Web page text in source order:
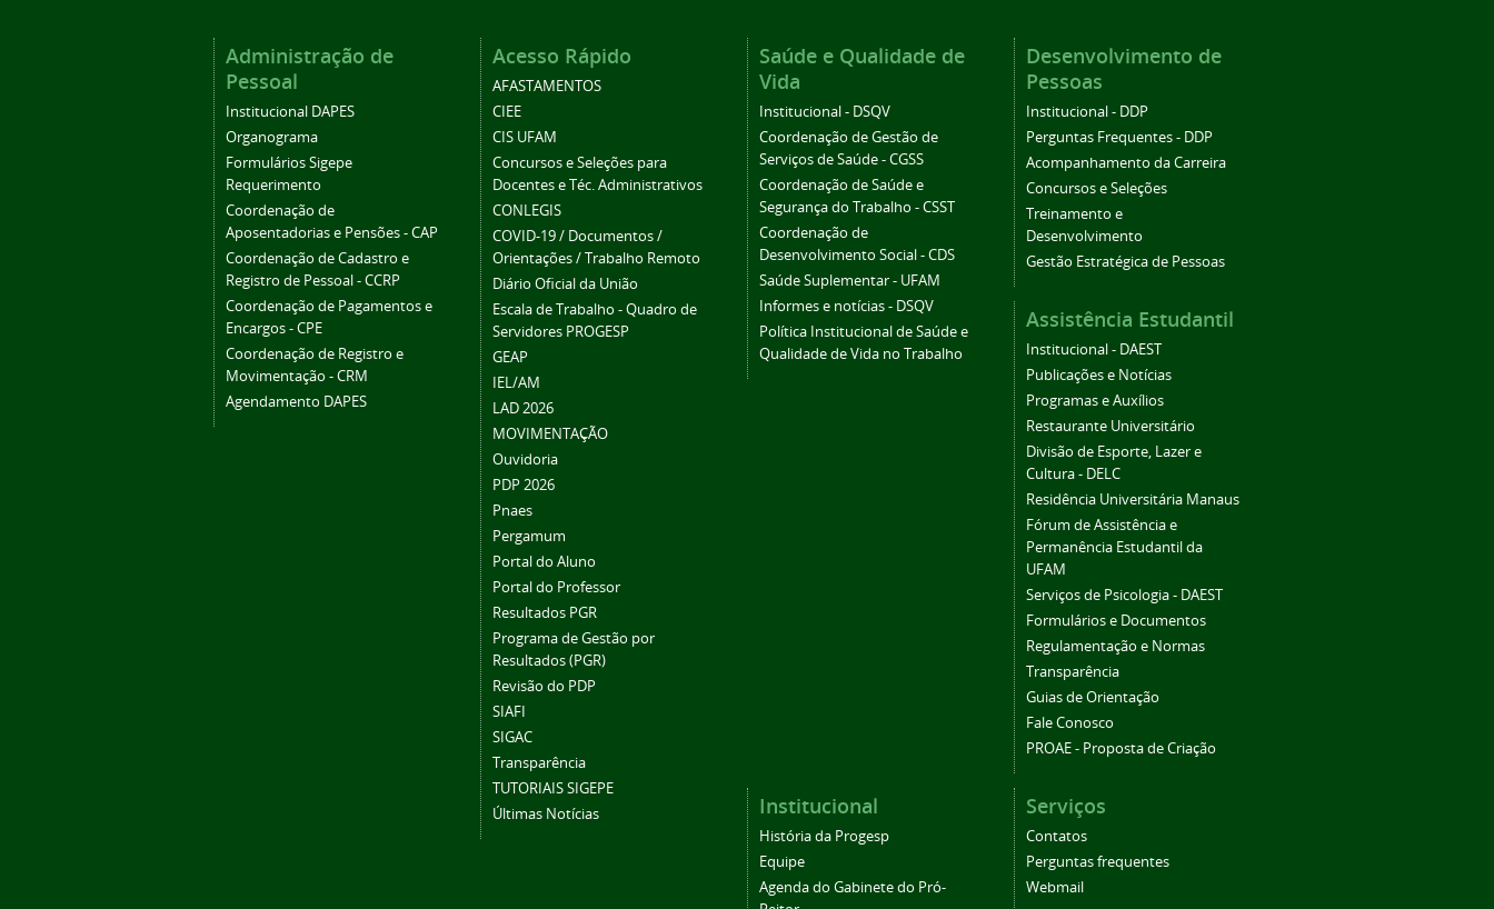
Administração de
Pessoal
Institucional DAPES
Organograma
Formulários Sigepe
Requerimento
Coordenação de
Aposentadorias e Pensões - CAP
Coordenação de Cadastro e
Registro de Pessoal - CCRP
Coordenação de Pagamentos e
Encargos - CPE
Coordenação de Registro e
Movimentação - CRM
Agendamento DAPES
Acesso Rápido
AFASTAMENTOS
CIEE
CIS UFAM
Concursos e Seleções para
Docentes e Téc. Administrativos
CONLEGIS
COVID-19 / Documentos /
Orientações / Trabalho Remoto
Diário Oficial da União
Escala de Trabalho - Quadro de
Servidores PROGESP
GEAP
IEL/AM
LAD 2026
MOVIMENTAÇÃO
Ouvidoria
PDP 2026
Pnaes
Pergamum
Portal do Aluno
Portal do Professor
Resultados PGR
Programa de Gestão por
Resultados (PGR)
Revisão do PDP
SIAFI
SIGAC
Transparência
TUTORIAIS SIGEPE
Últimas Notícias
Saúde e Qualidade de
Vida
Institucional - DSQV
Coordenação de Gestão de
Serviços de Saúde - CGSS
Coordenação de Saúde e
Segurança do Trabalho - CSST
Coordenação de
Desenvolvimento Social - CDS
Saúde Suplementar - UFAM
Informes e notícias - DSQV
Política Institucional de Saúde e
Qualidade de Vida no Trabalho
Desenvolvimento de
Pessoas
Institucional - DDP
Perguntas Frequentes - DDP
Acompanhamento da Carreira
Concursos e Seleções
Treinamento e
Desenvolvimento
Gestão Estratégica de Pessoas
Assistência Estudantil
Institucional - DAEST
Publicações e Notícias
Programas e Auxílios
Restaurante Universitário
Divisão de Esporte, Lazer e
Cultura - DELC
Residência Universitária Manaus
Fórum de Assistência e
Permanência Estudantil da
UFAM
Serviços de Psicologia - DAEST
Formulários e Documentos
Regulamentação e Normas
Transparência
Guias de Orientação
Fale Conosco
PROAE - Proposta de Criação
Institucional
História da Progesp
Equipe
Agenda do Gabinete do Pró-
Serviços
Contatos
Perguntas frequentes
Webmail